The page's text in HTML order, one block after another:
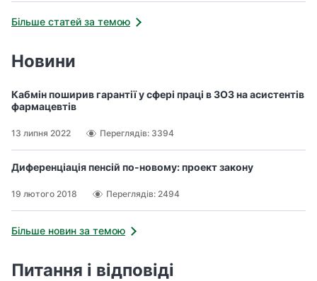
у вказаних кабінетах у подвійному розмірі можливе тільки
підрозділами. Тож яким із цих нормативних документів слід
керуватись?
Більше статей за темою
Новини
Кабмін поширив гарантії у сфері праці в ЗОЗ на асистентів
фармацевтів
13 липня 2022 Переглядів: 3394
Диференціація пенсій по-новому: проект закону
19 лютого 2018 Переглядів: 2494
Більше новин за темою
Питання і відповіді